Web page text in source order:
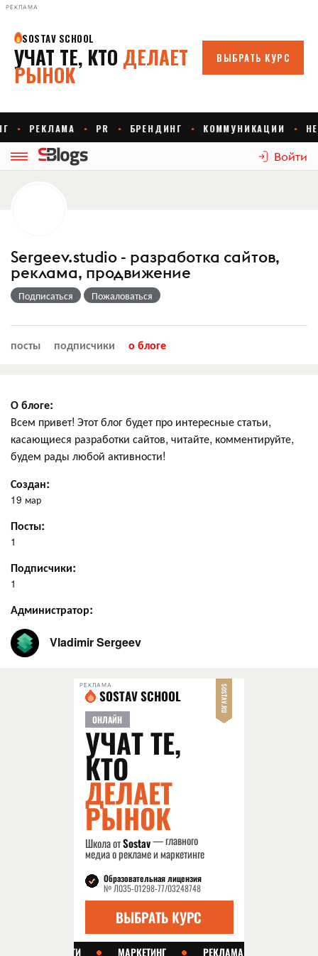
РЕКЛАМА
Войти
Sergeev.studio - разработка сайтов,
реклама, продвижение
Подписаться Пожаловаться
посты подписчики о блоге
О блоге:
Всем привет! Этот блог будет про интересные статьи,
касающиеся разработки сайтов, читайте, комментируйте,
будем рады любой активности!
Создан:
19 мар
Посты:
1
Подписчики:
1
Администратор:
Vladimir Sergeev
РЕКЛАМА